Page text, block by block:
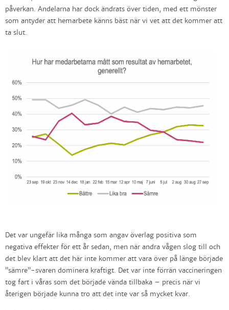
påverkan. Andelarna har dock ändrats över tiden, med ett mönster
som antyder att hemarbete känns bäst när vi vet att det kommer att
ta slut.
Det var ungefär lika många som angav överlag positiva som
negativa effekter för ett år sedan, men när andra vågen slog till och
det blev klart att det här inte kommer att vara över på länge började
”sämre”-svaren dominera kraftigt. Det var inte förrän vaccineringen
tog fart i våras som det började vända tillbaka – precis när vi
återigen började kunna tro att det inte var så mycket kvar.